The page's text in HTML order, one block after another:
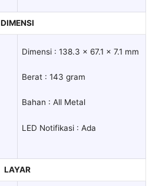
DIMENSI
Dimensi : 138.3 x 67.1 x 7.1 mm
Berat : 143 gram
Bahan : All Metal
LED Notifikasi : Ada
LAYAR